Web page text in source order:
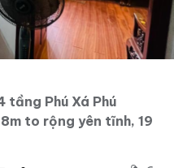
tầng Phú Xá Phú
to rộng yên tĩnh, 19